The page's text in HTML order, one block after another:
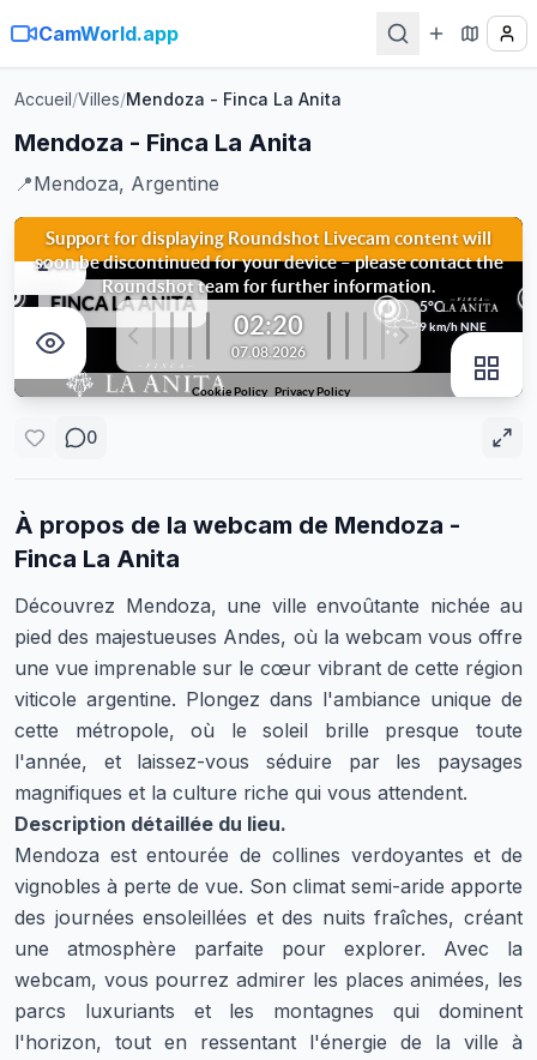
CamWorld.app
Accueil/Villes/Mendoza - Finca La Anita
Mendoza - Finca La Anita
📍Mendoza, Argentine
0
À propos de la webcam de Mendoza -
Finca La Anita
Découvrez Mendoza, une ville envoûtante nichée au
pied des majestueuses Andes, où la webcam vous offre
une vue imprenable sur le cœur vibrant de cette région
viticole argentine. Plongez dans l'ambiance unique de
cette métropole, où le soleil brille presque toute
l'année, et laissez-vous séduire par les paysages
magnifiques et la culture riche qui vous attendent.
Description détaillée du lieu.
Mendoza est entourée de collines verdoyantes et de
vignobles à perte de vue. Son climat semi-aride apporte
des journées ensoleillées et des nuits fraîches, créant
une atmosphère parfaite pour explorer. Avec la
webcam, vous pourrez admirer les places animées, les
parcs luxuriants et les montagnes qui dominent
l'horizon, tout en ressentant l'énergie de la ville à